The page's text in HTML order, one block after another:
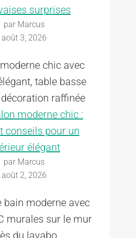
surprises
par Marcus
août 3, 2026
moderne chic :
conseils pour un
élégant
par Marcus
août 2, 2026